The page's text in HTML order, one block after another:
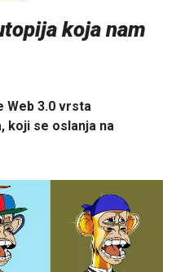
koja nam
Web 3.0 vrsta
koji se oslanja na